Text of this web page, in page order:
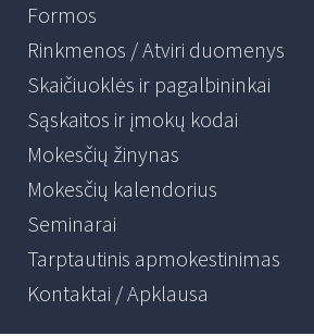
Formos
Rinkmenos / Atviri duomenys
Skaičiuoklės ir pagalbininkai
Sąskaitos ir įmokų kodai
Mokesčių žinynas
Mokesčių kalendorius
Seminarai
Tarptautinis apmokestinimas
Kontaktai / Apklausa